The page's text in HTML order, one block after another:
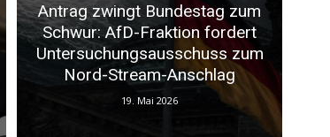
Antrag zwingt Bundestag zum
Schwur: AfD-Fraktion fordert
Untersuchungsausschuss zum
Nord-Stream-Anschlag
19. Mai 2026